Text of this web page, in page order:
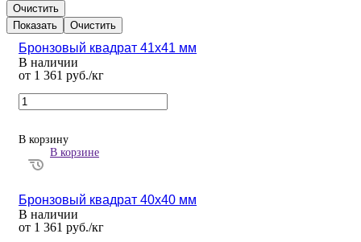
Очистить
Очистить
Бронзовый квадрат 41х41 мм
В наличии
от 1 361 руб./кг
В корзину
В корзине
Бронзовый квадрат 40х40 мм
В наличии
от 1 361 руб./кг